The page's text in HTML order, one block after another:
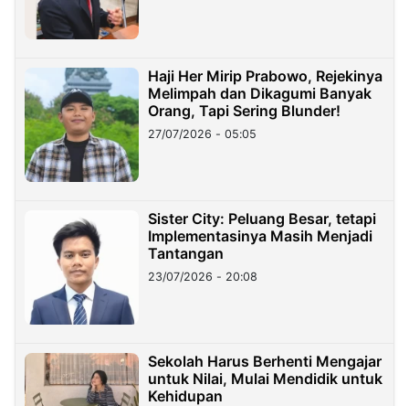
Haji Her Mirip Prabowo, Rejekinya
Melimpah dan Dikagumi Banyak
Orang, Tapi Sering Blunder!
27/07/2026 - 05:05
Sister City: Peluang Besar, tetapi
Implementasinya Masih Menjadi
Tantangan
23/07/2026 - 20:08
Sekolah Harus Berhenti Mengajar
untuk Nilai, Mulai Mendidik untuk
Kehidupan